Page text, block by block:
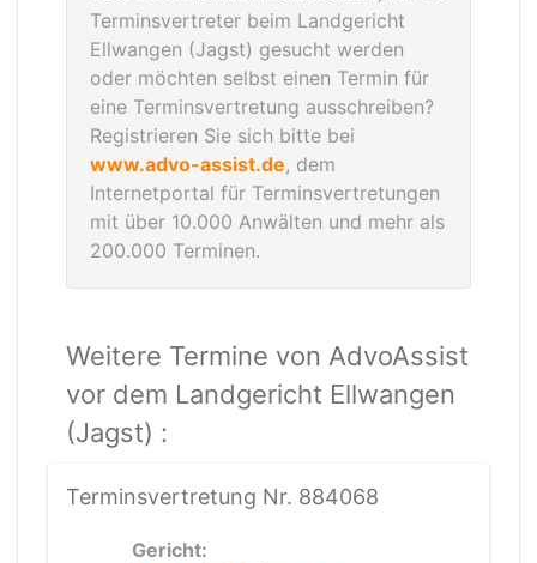
Terminsvertreter beim Landgericht
Ellwangen (Jagst) gesucht werden
oder möchten selbst einen Termin für
eine Terminsvertretung ausschreiben?
Registrieren Sie sich bitte bei
www.advo-assist.de, dem
Internetportal für Terminsvertretungen
mit über 10.000 Anwälten und mehr als
200.000 Terminen.
Weitere Termine von AdvoAssist
vor dem Landgericht Ellwangen
(Jagst) :
Terminsvertretung Nr. 884068
Gericht: